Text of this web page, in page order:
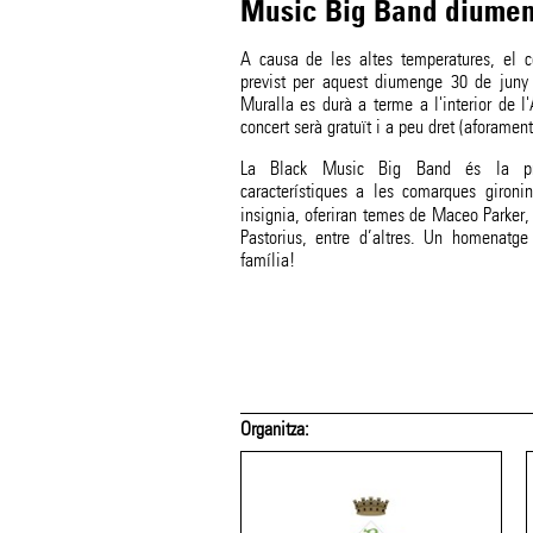
Music Big Band
A causa de les altes temperatures, el
previst per aquest diumenge 30 de
Muralla es durà a terme a l'interior de
concert serà gratuït i a peu dret
La Black Music Big Band és la
característiques a les comarques
insignia, oferiran temes de Maceo
Pastorius, entre d’altres. Un
família!
Organitza: